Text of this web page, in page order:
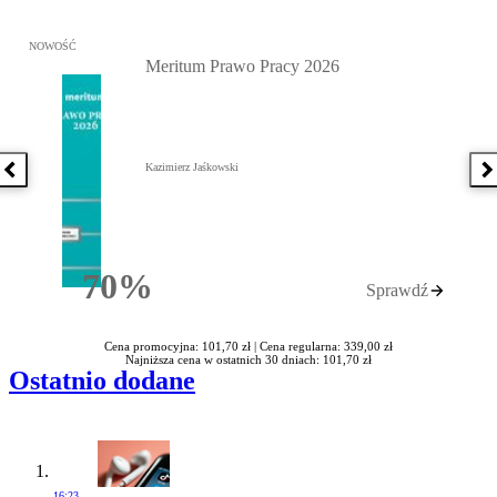
Poprzednia książka
Przejdź do: Meritum Prawo Pracy 2026, Kazimierz Jaśkowski -
NOWOŚĆ
70%Rabatu
Meritum Prawo Pracy 2026
Kazimierz Jaśkowski
Sprawdź
Cena promocyjna: 101,70 zł | Cena regularna: 339,00 zł
Najniższa cena w ostatnich 30 dniach: 101,70 zł
Ostatnio dodane